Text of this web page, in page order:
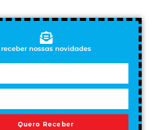
receber nossas novidades
Quero Receber